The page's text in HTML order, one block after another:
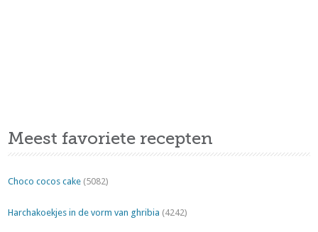
Meest favoriete recepten
Choco cocos cake (5082)
Harchakoekjes in de vorm van ghribia (4242)